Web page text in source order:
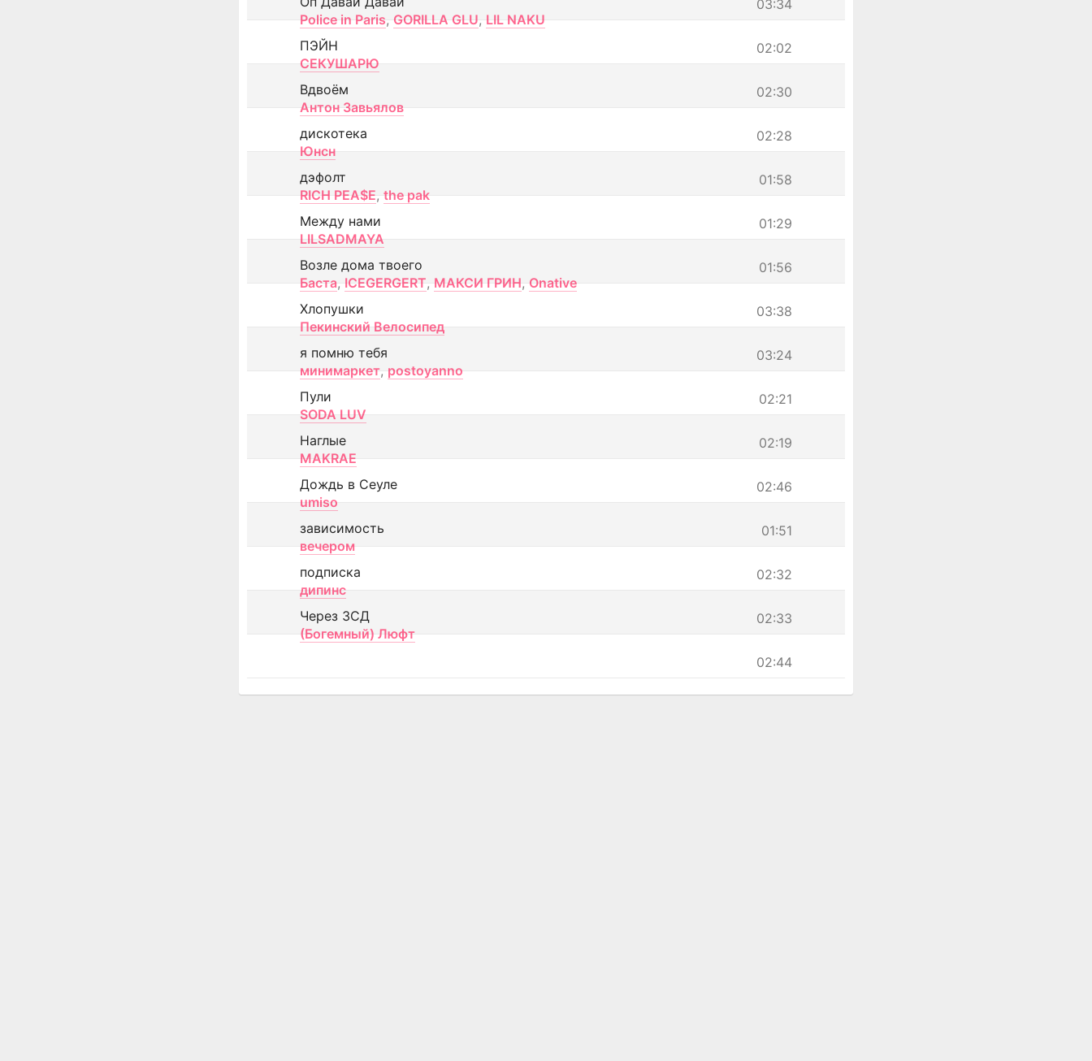
03:34
Police in Paris, GORILLA GLU, LIL NAKU
02:02
ПЭЙН
СЕКУШАРЮ
02:30
Вдвоём
Антон Завьялов
02:28
дискотека
Юнсн
01:58
дэфолт
RICH PEA$E, the pak
01:29
Между нами
LILSADMAYA
01:56
Возле дома твоего
Баста, ICEGERGERT, МАКСИ ГРИН, Onative
03:38
Хлопушки
Пекинский Велосипед
03:24
я помню тебя
минимаркет, postoyanno
02:21
Пули
SODA LUV
02:19
Наглые
MAKRAE
02:46
Дождь в Сеуле
umiso
01:51
зависимость
вечером
02:32
подписка
дипинс
02:33
Через ЗСД
(Богемный) Люфт
02:44